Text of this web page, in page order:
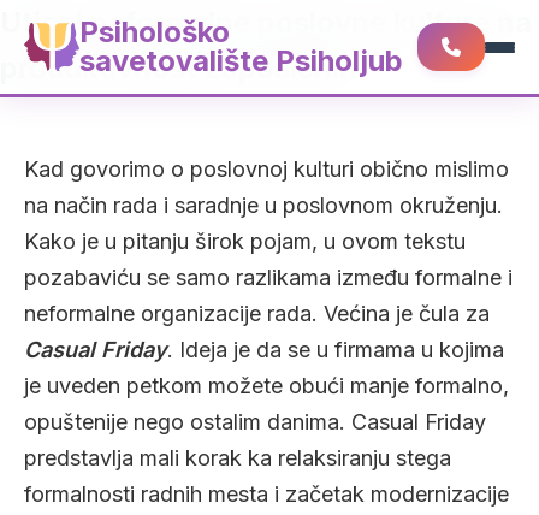
Psihološko
savetovalište Psiholjub
Uticaj neformalne poslovne kulture na
produktivnost zaposlenih
Kad govorimo o poslovnoj kulturi obično mislimo
na način rada i saradnje u poslovnom okruženju.
Kako je u pitanju širok pojam, u ovom tekstu
pozabaviću se samo razlikama između formalne i
neformalne organizacije rada. Većina je čula za
Casual Friday. Ideja je da se u firmama u kojima
je uveden petkom možete obući manje formalno,
opuštenije nego ostalim danima. Casual Friday
predstavlja mali korak ka relaksiranju stega
formalnosti radnih mesta i začetak modernizacije